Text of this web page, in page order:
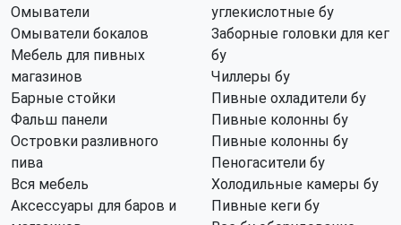
Омыватели
Омыватели бокалов
Мебель для пивных
магазинов
Барные стойки
Фальш панели
Островки разливного
пива
Вся мебель
Аксессуары для баров и
углекислотные бу
Заборные головки для кег
бу
Чиллеры бу
Пивные охладители бу
Пивные колонны бу
Пивные колонны бу
Пеногасители бу
Холодильные камеры бу
Пивные кеги бу